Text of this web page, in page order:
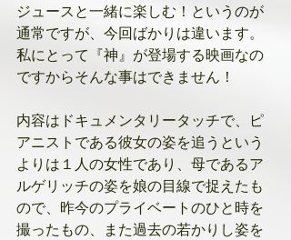
ジュースと一緒に楽しむ！というのが
通常ですが、今回ばかりは違います。
私にとって『神』が登場する映画なの
ですからそんな事はできません！
内容はドキュメンタリータッチで、ピ
アニストである彼女の姿を追うという
よりは１人の女性であり、母であるア
ルゲリッチの姿を娘の目線で捉えたも
ので、昨今のプライベートのひと時を
撮ったもの、また過去の若かりし姿を